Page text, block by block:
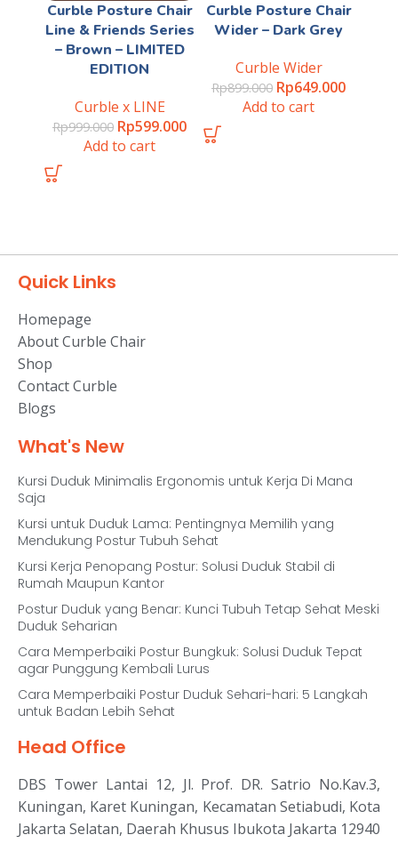
Curble Posture Chair
Line & Friends Series
– Brown – LIMITED
EDITION
Curble x LINE
Rp999.000 Rp599.000
Add to cart
Curble Posture Chair
Wider – Dark Grey
Curble Wider
Rp899.000 Rp649.000
Add to cart
Quick Links
Homepage
About Curble Chair
Shop
Contact Curble
Blogs
What's New
Kursi Duduk Minimalis Ergonomis untuk Kerja Di Mana
Saja
Kursi untuk Duduk Lama: Pentingnya Memilih yang
Mendukung Postur Tubuh Sehat
Kursi Kerja Penopang Postur: Solusi Duduk Stabil di
Rumah Maupun Kantor
Postur Duduk yang Benar: Kunci Tubuh Tetap Sehat Meski
Duduk Seharian
Cara Memperbaiki Postur Bungkuk: Solusi Duduk Tepat
agar Punggung Kembali Lurus
Cara Memperbaiki Postur Duduk Sehari-hari: 5 Langkah
untuk Badan Lebih Sehat
Head Office
DBS Tower Lantai 12, Jl. Prof. DR. Satrio No.Kav.3,
Kuningan, Karet Kuningan, Kecamatan Setiabudi, Kota
Jakarta Selatan, Daerah Khusus Ibukota Jakarta 12940